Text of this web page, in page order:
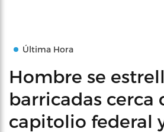
Última Hora
Hombre se
barricadas cerca
capitolio federal